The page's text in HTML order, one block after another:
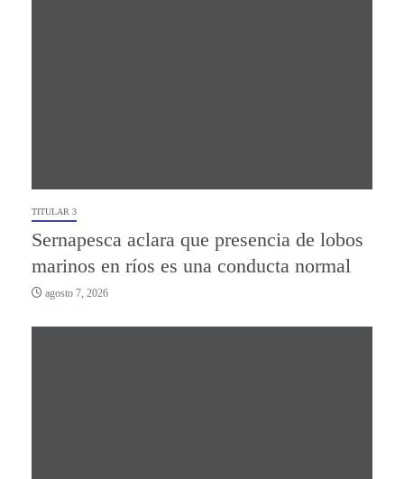
TITULAR 3
Sernapesca aclara que presencia de lobos
marinos en ríos es una conducta normal
agosto 7, 2026